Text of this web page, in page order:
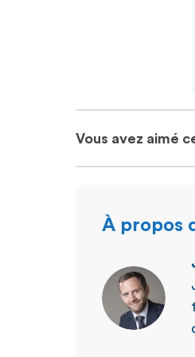
Vous avez aimé
À propos